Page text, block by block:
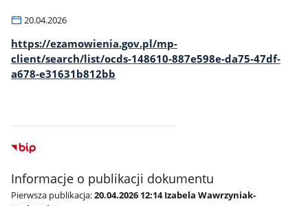
20.04.2026
https://ezamowienia.gov.pl/mp-
client/search/list/ocds-148610-887e598e-da75-47df-
a678-e31631b812bb
Informacje o publikacji dokumentu
Pierwsza publikacja:20.04.2026 12:14 Izabela Wawrzyniak-